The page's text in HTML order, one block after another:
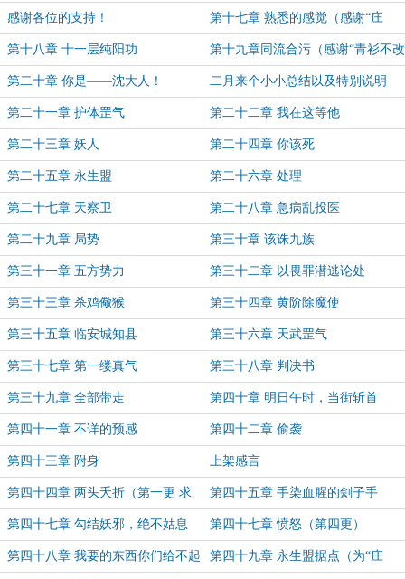
感谢各位的支持！ 第十七章 熟悉的感觉（感谢“庄
舒”盟主打赏）
第十八章 十一层纯阳功 第十九章同流合污（感谢“青衫不改
流意”盟主打赏）
第二十章 你是——沈大人！ 二月来个小小总结以及特别说明
第二十一章 护体罡气 第二十二章 我在这等他
第二十三章 妖人 第二十四章 你该死
第二十五章 永生盟 第二十六章 处理
第二十七章 天察卫 第二十八章 急病乱投医
第二十九章 局势 第三十章 该诛九族
第三十一章 五方势力 第三十二章 以畏罪潜逃论处
第三十三章 杀鸡儆猴 第三十四章 黄阶除魔使
第三十五章 临安城知县 第三十六章 天武罡气
第三十七章 第一缕真气 第三十八章 判决书
第三十九章 全部带走 第四十章 明日午时，当街斩首
第四十一章 不详的预感 第四十二章 偷袭
第四十三章 附身 上架感言
第四十四章 两头夭折（第一更 求
首订）
第四十五章 手染血腥的刽子手
第四十七章 勾结妖邪，绝不姑息
（第三更）
第四十七章 愤怒（第四更）
第四十八章 我要的东西你们给不起 第四十九章 永生盟据点（为“庄